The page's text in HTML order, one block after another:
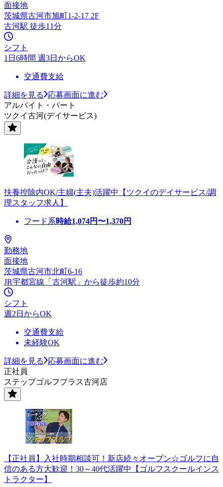
面接地
茨城県古河市旭町1-2-17 2F
古河駅 徒歩11分
シフト
1日6時間 週3日からOK
交通費支給
詳細を見る
応募画面に進む
アルバイト・パート
ツクイ古河(デイサービス)
扶養控除内OK/主婦(主夫)活躍中【ツクイのデイサービス/調
理スタッフ求人】
フード系時給1,074円〜1,370円
勤務地
面接地
茨城県古河市北町6-16
JR宇都宮線「古河駅」から徒歩約10分
シフト
週2日からOK
交通費支給
未経験OK
詳細を見る
応募画面に進む
正社員
ステップゴルフプラス古河店
【正社員】入社時期相談可！新店続々オープン☆ゴルフに自
信のある方大歓迎！30～40代活躍中【ゴルフスクールインス
トラクター】